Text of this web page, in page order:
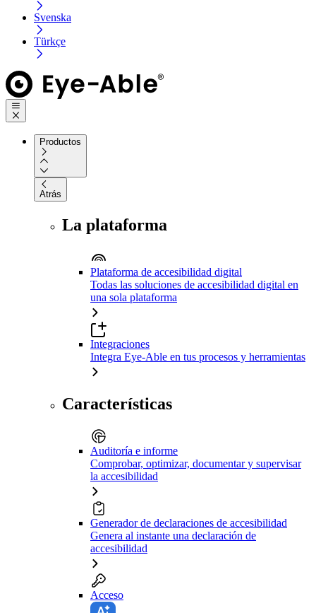
Svenska
Türkçe
Productos
Atrás
La plataforma
Plataforma de accesibilidad digital
Todas las soluciones de accesibilidad digital en
una sola plataforma
Integraciones
Integra Eye-Able en tus procesos y herramientas
Características
Auditoría e informe
Comprobar, optimizar, documentar y supervisar
la accesibilidad
Generador de declaraciones de accesibilidad
Genera al instante una declaración de
accesibilidad
Acceso